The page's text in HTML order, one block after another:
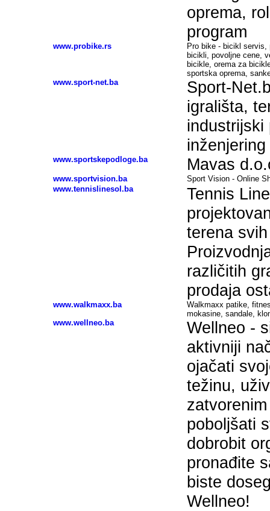
oprema,
program
www.probike.rs
Pro bike - bicikl
bicikli, povoljne cene,
bicikle, orema za
sportska oprema,
www.sport-net.ba
Sport-
igrališta,
industrijski
www.sportskepodloge.ba Mavas
www.sportvision.ba
Sport Vision - Online
www.tennislinesol.ba
Tennis
terena
različitih
prodaja
www.walkmaxx.ba
Walkmaxx patike,
mokasine, sandale,
www.wellneo.ba
Wellneo -
aktivniji
ojačati
težinu,
poboljšati
dobrobit
pronađite
biste
Wellneo!